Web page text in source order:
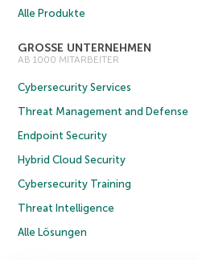
Alle Produkte
GROSSE UNTERNEHMEN
AB 1000 MITARBEITER
Cybersecurity Services
Threat Management and Defense
Endpoint Security
Hybrid Cloud Security
Cybersecurity Training
Threat Intelligence
Alle Lösungen